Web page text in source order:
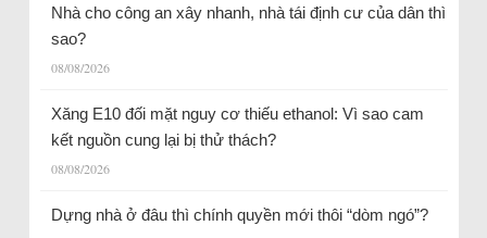
Nhà cho công an xây nhanh, nhà tái định cư của dân thì
sao?
08/08/2026
Xăng E10 đối mặt nguy cơ thiếu ethanol: Vì sao cam
kết nguồn cung lại bị thử thách?
08/08/2026
Dựng nhà ở đâu thì chính quyền mới thôi “dòm ngó”?